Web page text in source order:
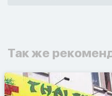
Так же